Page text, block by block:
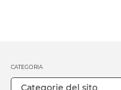
CATEGORIA